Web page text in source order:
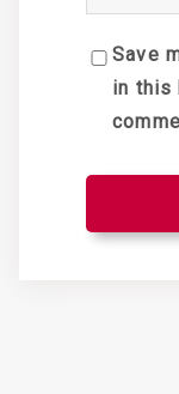
Save
in this